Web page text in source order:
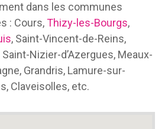
dans les communes
: Cours,Thizy-les-Bourgs,
, Saint-Vincent-de-Reins,
Saint-Nizier-d’Azergues, Meaux-
Grandris, Lamure-sur-
Claveisolles, etc.